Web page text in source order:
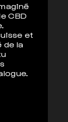
CBD
et
de la